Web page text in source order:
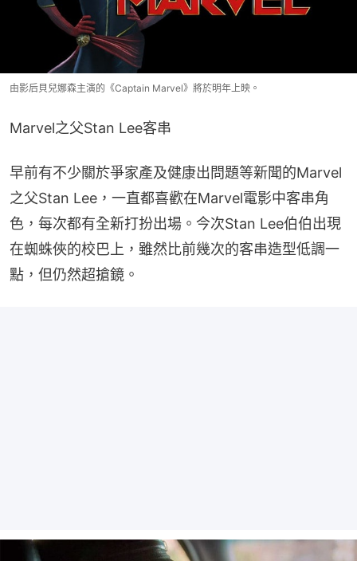
由影后貝兒娜森主演的《Captain Marvel》將於明年上映。
Marvel之父Stan Lee客串
早前有不少關於爭家產及健康出問題等新聞的Marvel
之父Stan Lee，一直都喜歡在Marvel電影中客串角
色，每次都有全新打扮出場。今次Stan Lee伯伯出現
在蜘蛛俠的校巴上，雖然比前幾次的客串造型低調一
點，但仍然超搶鏡。